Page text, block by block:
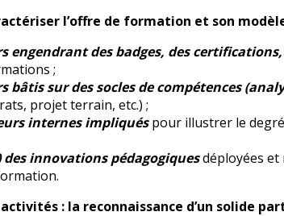
l’offre de formation et son
engendrant des badges, des
;
bâtis sur des socles de compétences
projet terrain, etc.) ;
internes impliquéspour illustrer le
innovations pédagogiquesdéployées et
: la reconnaissance d’un solide